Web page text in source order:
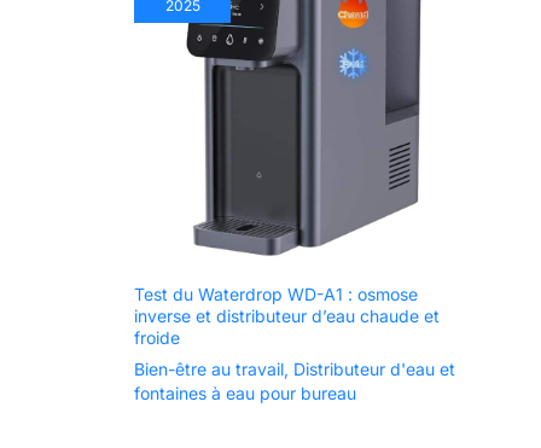
2025
Test du Waterdrop WD-A1 : osmose
inverse et distributeur d’eau chaude et
froide
Bien-être au travail, Distributeur d'eau et
fontaines à eau pour bureau